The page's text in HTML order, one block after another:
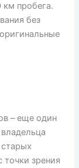
пробега.
без
– еще один
зрения